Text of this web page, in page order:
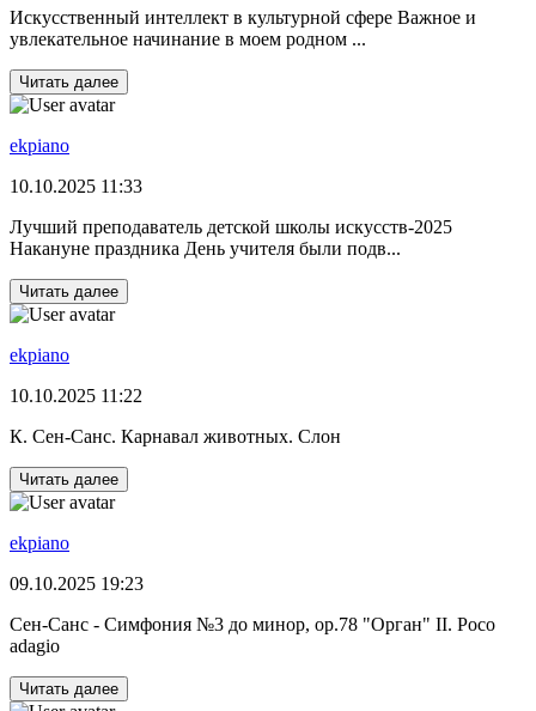
Искусственный интеллект в культурной сфере Важное и
увлекательное начинание в моем родном ...
Читать далее
ekpiano
10.10.2025 11:33
Лучший преподаватель детской школы искусств-2025
Накануне праздника День учителя были подв...
Читать далее
ekpiano
10.10.2025 11:22
К. Сен-Санс. Карнавал животных. Слон
Читать далее
ekpiano
09.10.2025 19:23
Сен-Санс - Симфония №3 до минор, op.78 "Орган" II. Poco
adagio
Читать далее